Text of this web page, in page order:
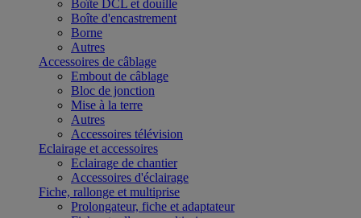
Boîte DCL et douille
Boîte d'encastrement
Borne
Autres
Accessoires de câblage
Embout de câblage
Bloc de jonction
Mise à la terre
Autres
Accessoires télévision
Eclairage et accessoires
Eclairage de chantier
Accessoires d'éclairage
Fiche, rallonge et multiprise
Prolongateur, fiche et adaptateur